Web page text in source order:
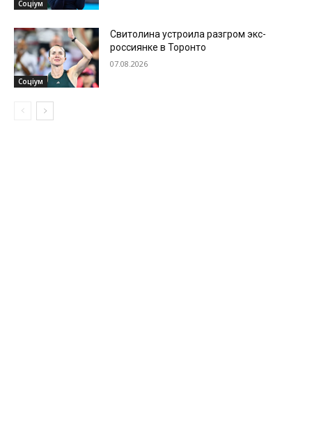
Соціум
Соціум
Свитолина устроила разгром экс-
россиянке в Торонто
07.08.2026